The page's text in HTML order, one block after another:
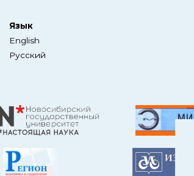
Язык
English
Русский